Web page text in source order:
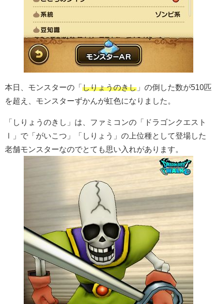
本日、モンスターの「 しりょうのきし 」の倒した数が510匹
を超え、モンスターずかんが虹色になりました。
「しりょうのきし」は、ファミコンの「ドラゴンクエスト
Ⅰ」で「がいこつ」「しりょう」の上位種として登場した
老舗モンスターなのでとても思い入れがあります。